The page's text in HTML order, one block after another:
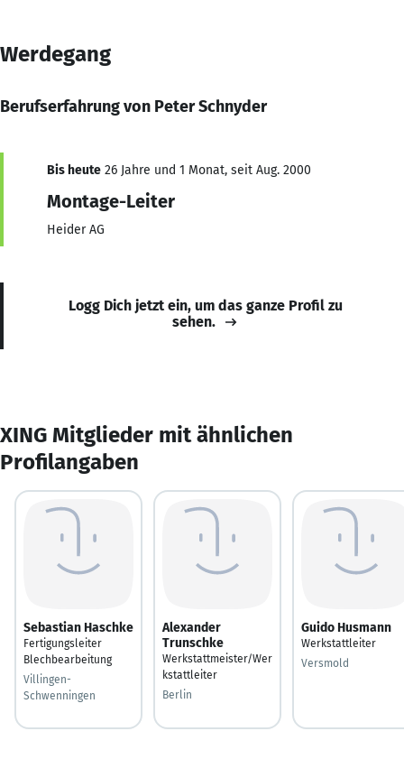
Werdegang
Berufserfahrung von Peter Schnyder
Bis heute 26 Jahre und 1 Monat, seit Aug. 2000
Montage-Leiter
Heider AG
Logg Dich jetzt ein, um das ganze Profil zu
sehen.
XING Mitglieder mit ähnlichen
Profilangaben
Sebastian Haschke
Fertigungsleiter
Blechbearbeitung
Villingen-
Schwenningen
Alexander
Trunschke
Werkstattmeister/Wer
kstattleiter
Berlin
Guido Husmann
Werkstattleiter
Versmold